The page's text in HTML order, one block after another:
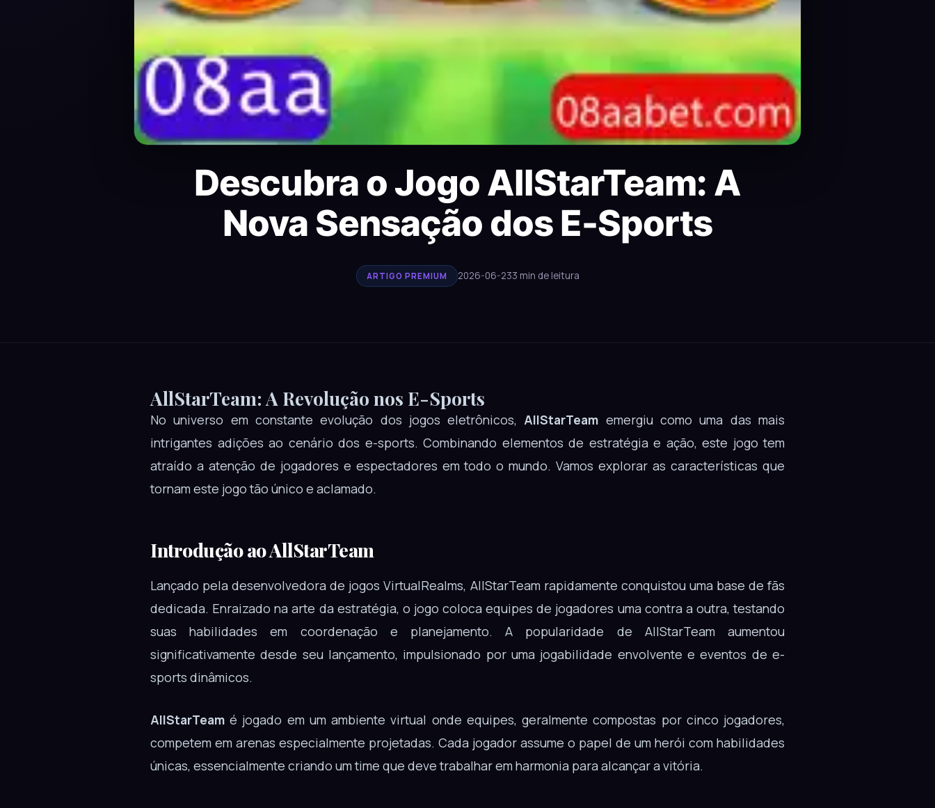
Descubra o Jogo AllStarTeam: A
Nova Sensação dos E-Sports
ARTIGO PREMIUM 2026-06-233 min de leitura
AllStarTeam: A Revolução nos E-Sports
No universo em constante evolução dos jogos eletrônicos, AllStarTeam emergiu como uma das mais
intrigantes adições ao cenário dos e-sports. Combinando elementos de estratégia e ação, este jogo tem
atraído a atenção de jogadores e espectadores em todo o mundo. Vamos explorar as características que
tornam este jogo tão único e aclamado.
Introdução ao AllStarTeam
Lançado pela desenvolvedora de jogos VirtualRealms, AllStarTeam rapidamente conquistou uma base de fãs
dedicada. Enraizado na arte da estratégia, o jogo coloca equipes de jogadores uma contra a outra, testando
suas habilidades em coordenação e planejamento. A popularidade de AllStarTeam aumentou
significativamente desde seu lançamento, impulsionado por uma jogabilidade envolvente e eventos de e-
sports dinâmicos.
AllStarTeam é jogado em um ambiente virtual onde equipes, geralmente compostas por cinco jogadores,
competem em arenas especialmente projetadas. Cada jogador assume o papel de um herói com habilidades
únicas, essencialmente criando um time que deve trabalhar em harmonia para alcançar a vitória.